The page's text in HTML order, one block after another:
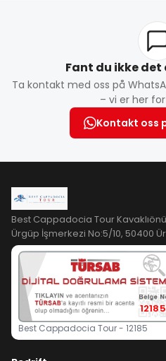
Fant du ikke
Ta kontakt med oss på
– vi er her
Kontakt oss
Best Cappadocia Tour
Ürgüp İşmerkezi No:5/10, 50400
12185
Best Cappadocia Tour - 12185